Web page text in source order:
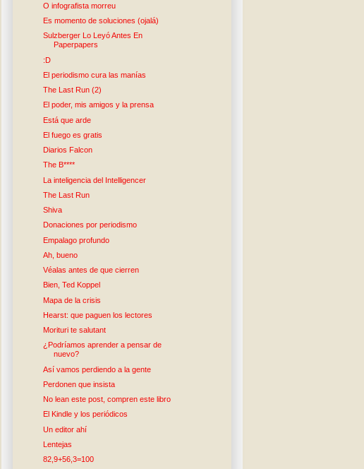
O infografista morreu
Es momento de soluciones (ojalá)
Sulzberger Lo Leyó Antes En
Paperpapers
:D
El periodismo cura las manías
The Last Run (2)
El poder, mis amigos y la prensa
Está que arde
El fuego es gratis
Diarios Falcon
The B****
La inteligencia del Intelligencer
The Last Run
Shiva
Donaciones por periodismo
Empalago profundo
Ah, bueno
Véalas antes de que cierren
Bien, Ted Koppel
Mapa de la crisis
Hearst: que paguen los lectores
Morituri te salutant
¿Podríamos aprender a pensar de
nuevo?
Así vamos perdiendo a la gente
Perdonen que insista
No lean este post, compren este libro
El Kindle y los periódicos
Un editor ahí
Lentejas
82,9+56,3=100